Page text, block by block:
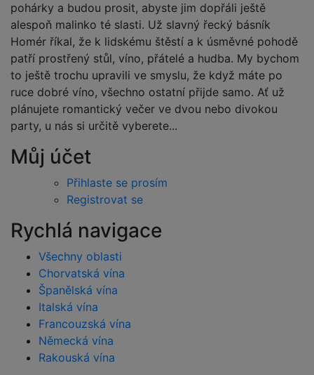
pohárky a budou prosit, abyste jim dopřáli ještě
alespoň malinko té slasti. Už slavný řecký básník
Homér říkal, že k lidskému štěstí a k úsměvné pohodě
patří prostřený stůl, víno, přátelé a hudba. My bychom
to ještě trochu upravili ve smyslu, že když máte po
ruce dobré víno, všechno ostatní přijde samo. Ať už
plánujete romantický večer ve dvou nebo divokou
party, u nás si určitě vyberete...
Můj účet
Přihlaste se prosím
Registrovat se
Rychlá navigace
Všechny oblasti
Chorvatská vína
Španělská vína
Italská vína
Francouzská vína
Německá vína
Rakouská vína